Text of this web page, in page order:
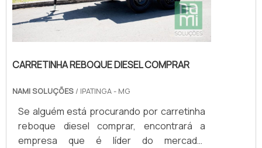
CARRETINHA REBOQUE DIESEL COMPRAR
NAMI SOLUÇÕES / IPATINGA - MG
Se alguém está procurando por carretinha
reboque diesel comprar, encontrará a
empresa que é líder do mercado.